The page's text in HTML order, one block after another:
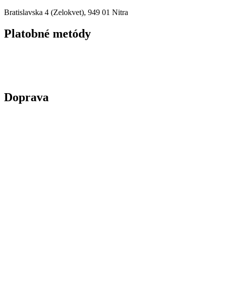
Bratislavska 4 (Zelokvet), 949 01 Nitra
Platobné metódy
Doprava